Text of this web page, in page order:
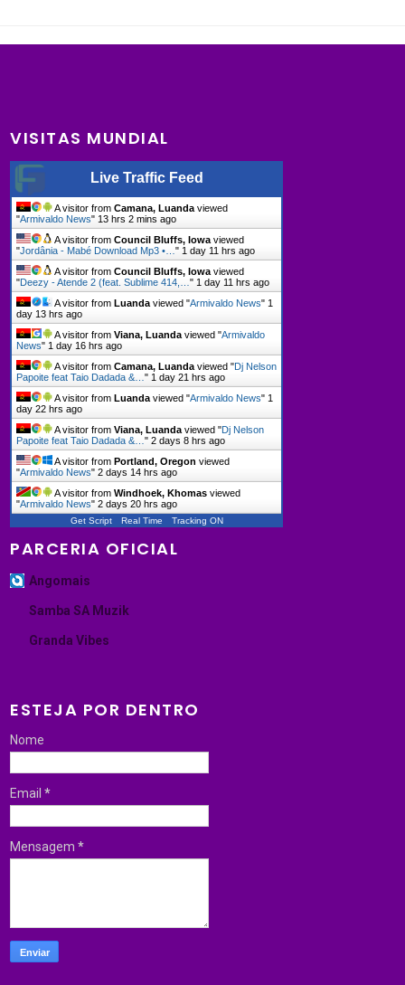
VISITAS MUNDIAL
Live Traffic Feed
A visitor fromCamana, Luanda viewed
"Armivaldo News" 13 hrs 2 mins ago
A visitor fromCouncil Bluffs, Iowa viewed
"Jordânia - Mabé Download Mp3 •…" 1 day 11 hrs ago
A visitor fromCouncil Bluffs, Iowa viewed
"Deezy - Atende 2 (feat. Sublime 414,…" 1 day 11 hrs ago
A visitor from Luanda viewed "Armivaldo News" 1
day 13 hrs ago
A visitor fromViana, Luanda viewed "Armivaldo
News" 1 day 16 hrs ago
A visitor fromCamana, Luanda viewed "Dj Nelson
Papoite feat Taio Dadada &…" 1 day 21 hrs ago
A visitor from Luanda viewed "Armivaldo News" 1
day 22 hrs ago
A visitor fromViana, Luanda viewed "Dj Nelson
Papoite feat Taio Dadada &…"2 days 8 hrs ago
A visitor from Portland, Oregon viewed
"Armivaldo News"2 days 14 hrs ago
A visitor fromWindhoek, Khomas viewed
"Armivaldo News"2 days 20 hrs ago
Get Script Real Time Tracking ON
PARCERIA OFICIAL
Angomais
Samba SA Muzik
Granda Vibes
ESTEJA POR DENTRO
Nome
Email*
Mensagem*